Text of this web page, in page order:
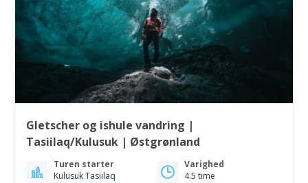
Gletscher og ishule vandring |
Tasiilaq/Kulusuk | Østgrønland
Turen starter
Kulusuk Tasiilaq
Varighed
4.5 time